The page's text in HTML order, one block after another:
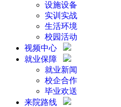
设施设备
实训实战
生活环境
校园活动
视频中心
就业保障
就业新闻
校企合作
毕业欢送
来院路线